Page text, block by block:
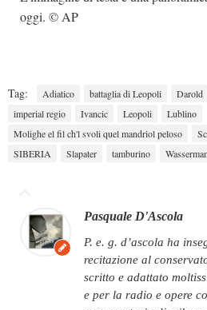
oggi. © AP
Tag: Adiatico battaglia di Leopoli Darold
imperial regio
Ivancic Leopoli
Lublino
Molighe el fil ch'l svoli quel mandriol peloso
SIBERIA
Slapater tamburino
Pasquale D'Ascola
p. e. g. d’ascola ha insegnato per 35 anni
recitazione al
scritto e adattato
e per la radio e opere